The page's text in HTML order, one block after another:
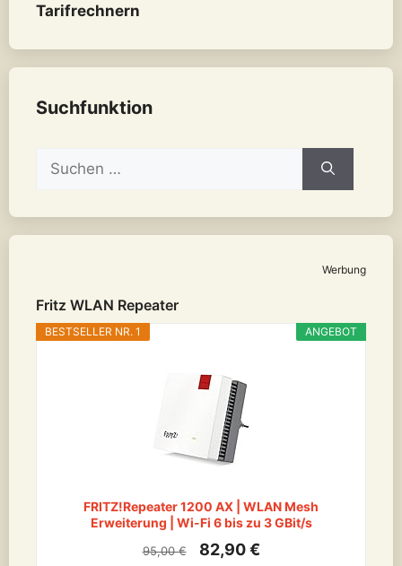
Tarifrechnern
Suchfunktion
nach:
Werbung
Fritz WLAN Repeater
ANGEBOT
BESTSELLER NR. 1
FRITZ!Repeater 1200 AX | WLAN Mesh
Erweiterung | Wi-Fi 6 bis zu 3 GBit/s
95,00 € 82,90 €